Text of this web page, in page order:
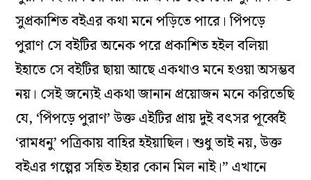
সুপ্রকাশিত বইএর কথা মনে পড়িতে পারে। পিঁপড়ে
পুরাণ সে বইটির অনেক পরে প্রকাশিত হইল বলিয়া
ইহাতে সে বইটির ছায়া আছে একথাও মনে হওয়া অসম্ভব
নয়। সেই জন্যেই একথা জানান প্রয়োজন মনে করিতেছি
যে, ‘পিঁপড়ে পুরাণ’ উক্ত এইটির প্রায় দুই বৎসর পূর্ব্বেই
‘রামধনু’ পত্রিকায় বাহির হইয়াছিল। শুধু তাই নয়, উক্ত
বইএর গল্পের সহিত ইহার কোন মিল নাই।” এখানে